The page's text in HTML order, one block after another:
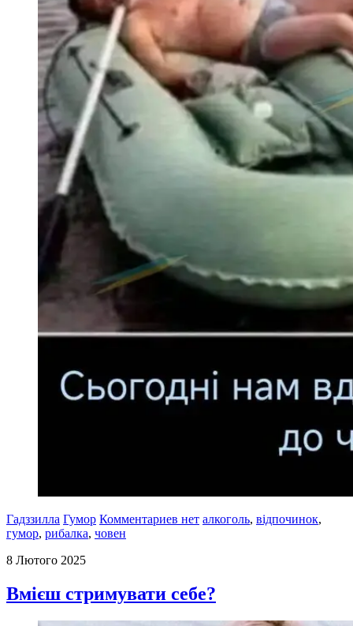
Гадззилла Гумор Комментариев нет алкоголь, відпочинок,
гумор, рибалка, човен
8 Лютого 2025
Вмієш стримувати себе?